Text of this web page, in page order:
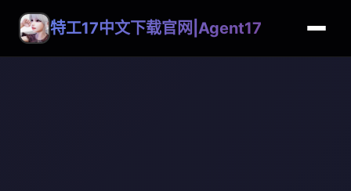
特工17中文下载官网|Agent17